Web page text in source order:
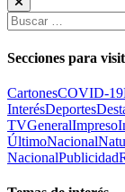
Buscar:
Secciones para
CartonesCOVID-19
InterésDeportes
TVGeneralImpreso
ÚltimoNacional
NacionalPublicidad